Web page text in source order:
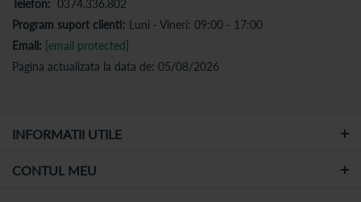
Telefon: 0374.336.802
Program suport clienti: Luni - Vineri: 09:00 - 17:00
Email: [email protected]
Pagina actualizata la data de: 05/08/2026
INFORMATII UTILE
CONTUL MEU